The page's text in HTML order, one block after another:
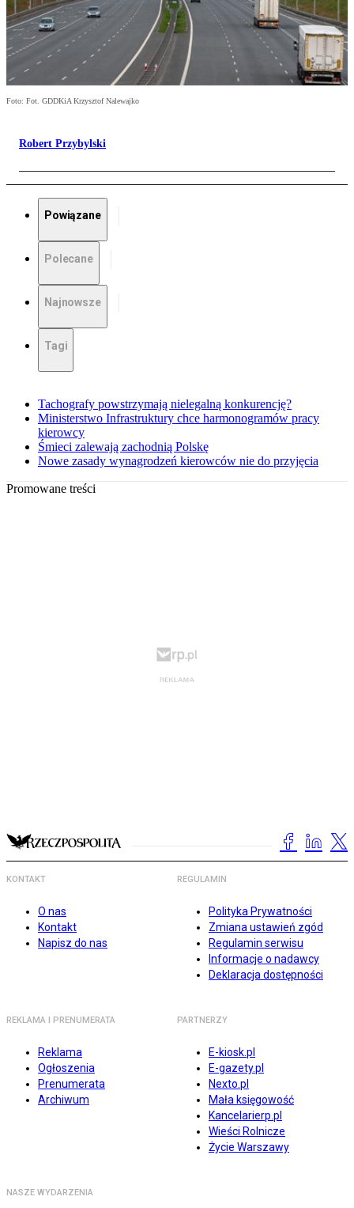
Foto: Fot. GDDKiA Krzysztof Nalewajko
Robert Przybylski
Powiązane
Polecane
Najnowsze
Tagi
Tachografy powstrzymają nielegalną konkurencję?
Ministerstwo Infrastruktury chce harmonogramów pracy
kierowcy
Śmieci zalewają zachodnią Polskę
Nowe zasady wynagrodzeń kierowców nie do przyjęcia
Promowane treści
KONTAKT
O nas
Kontakt
Napisz do nas
REGULAMIN
Polityka Prywatności
Zmiana ustawień zgód
Regulamin serwisu
Informacje o nadawcy
Deklaracja dostępności
REKLAMA I PRENUMERATA
Reklama
Ogłoszenia
Prenumerata
Archiwum
PARTNERZY
E-kiosk.pl
E-gazety.pl
Nexto.pl
Mała księgowość
Kancelarierp.pl
Wieści Rolnicze
Życie Warszawy
NASZE WYDARZENIA